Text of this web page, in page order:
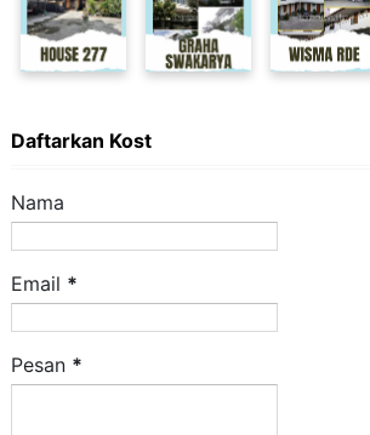
Daftarkan Kost
Nama
Email *
Pesan *